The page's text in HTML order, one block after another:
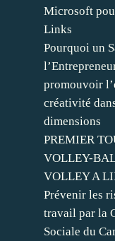
Microsoft
Links
Pourquoi un
promouvoir
créativité
dimensions
PREMIER
VOLLEY-
VOLLEY A
Prévenir les
travail par la
Sociale du